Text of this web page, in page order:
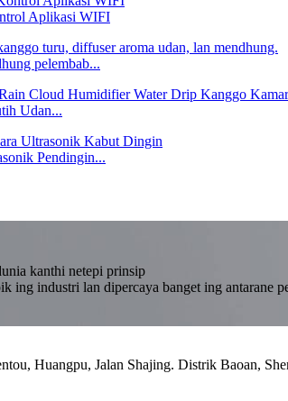
Aplikasi WIFI
pelembab...
Udan...
Pendingin...
kanthi netepi prinsip
ing industri lan dipercaya banget ing antarane
Huangpu, Jalan Shajing. Distrik Baoan,